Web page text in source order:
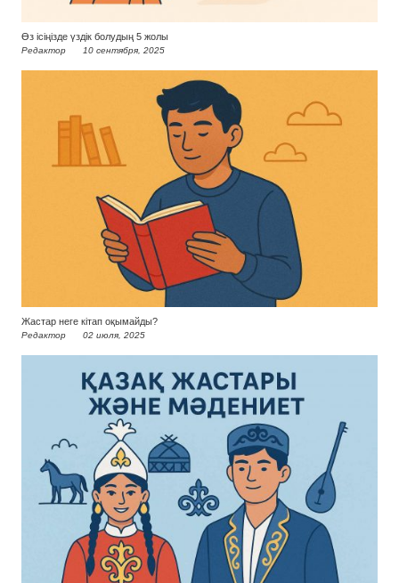
Өз ісіңізде үздік болудың 5 жолы
Редактор 10 сентября, 2025
Жастар неге кітап оқымайды?
Редактор 02 июля, 2025